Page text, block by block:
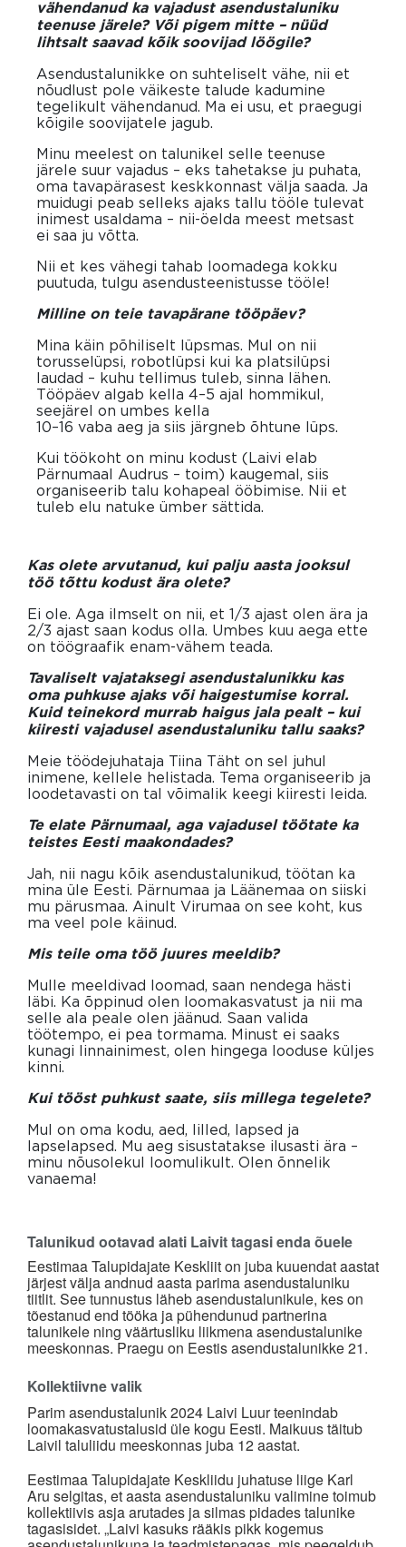
vähendanud ka vajadust asendustaluniku
teenuse järele? Või pigem mitte – nüüd
lihtsalt saavad kõik soovijad löögile?
Asendustalunikke on suhteliselt vähe, nii et
nõudlust pole väikeste talude kadumine
tegelikult vähendanud. Ma ei usu, et praegugi
kõigile soovijatele jagub.
Minu meelest on talunikel selle teenuse
järele suur vajadus – eks tahetakse ju puhata,
oma tavapärasest keskkonnast välja saada. Ja
muidugi peab selleks ajaks tallu tööle tulevat
inimest usaldama – nii-öelda meest metsast
ei saa ju võtta.
Nii et kes vähegi tahab loomadega kokku
puutuda, tulgu asendusteenistusse tööle!
Milline on teie tavapärane tööpäev?
Mina käin põhiliselt lüpsmas. Mul on nii
torusselüpsi, robotlüpsi kui ka platsilüpsi
laudad – kuhu tellimus tuleb, sinna lähen.
Tööpäev algab kella 4–5 ajal hommikul,
seejärel on umbes kella
10–16 vaba aeg ja siis järgneb õhtune lüps.
Kui töökoht on minu kodust (Laivi elab
Pärnumaal Audrus – toim) kaugemal, siis
organiseerib talu kohapeal ööbimise. Nii et
tuleb elu natuke ümber sättida.
Kas olete arvutanud, kui palju aasta jooksul
töö tõttu kodust ära olete?
Ei ole. Aga ilmselt on nii, et 1/3 ajast olen ära ja
2/3 ajast saan kodus olla. Umbes kuu aega ette
on töögraafik enam-vähem teada.
Tavaliselt vajataksegi asendustalunikku kas
oma puhkuse ajaks või haigestumise korral.
Kuid teinekord murrab haigus jala pealt – kui
kiiresti vajadusel asendustaluniku tallu saaks?
Meie töödejuhataja Tiina Täht on sel juhul
inimene, kellele helistada. Tema organiseerib ja
loodetavasti on tal võimalik keegi kiiresti leida.
Te elate Pärnumaal, aga vajadusel töötate ka
teistes Eesti maakondades?
Jah, nii nagu kõik asendustalunikud, töötan ka
mina üle Eesti. Pärnumaa ja Läänemaa on siiski
mu pärusmaa. Ainult Virumaa on see koht, kus
ma veel pole käinud.
Mis teile oma töö juures meeldib?
Mulle meeldivad loomad, saan nendega hästi
läbi. Ka õppinud olen loomakasvatust ja nii ma
selle ala peale olen jäänud. Saan valida
töötempo, ei pea tormama. Minust ei saaks
kunagi linnainimest, olen hingega looduse küljes
kinni.
Kui tööst puhkust saate, siis millega tegelete?
Mul on oma kodu, aed, lilled, lapsed ja
lapselapsed. Mu aeg sisustatakse ilusasti ära –
minu nõusolekul loomulikult. Olen õnnelik
vanaema!
Talunikud ootavad alati Laivit tagasi enda õuele
Eestimaa Talupidajate Keskliit on juba kuuendat aastat
järjest välja andnud aasta parima asendustaluniku
tiitlit. See tunnustus läheb asendustalunikule, kes on
tõestanud end tööka ja pühendunud partnerina
talunikele ning väärtusliku liikmena asendustalunike
meeskonnas. Praegu on Eestis asendustalunikke 21.
Kollektiivne valik
Parim asendustalunik 2024 Laivi Luur teenindab
loomakasvatustalusid üle kogu Eesti. Maikuus täitub
Laivil taluliidu meeskonnas juba 12 aastat.
Eestimaa Talupidajate Keskliidu juhatuse liige Karl
Aru selgitas, et aasta asendustaluniku valimine toimub
kollektiivis asja arutades ja silmas pidades talunike
tagasisidet. „Laivi kasuks rääkis pikk kogemus